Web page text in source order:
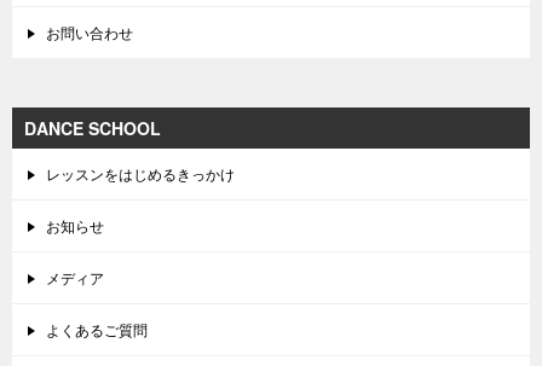
お問い合わせ
DANCE SCHOOL
レッスンをはじめるきっかけ
お知らせ
メディア
よくあるご質問